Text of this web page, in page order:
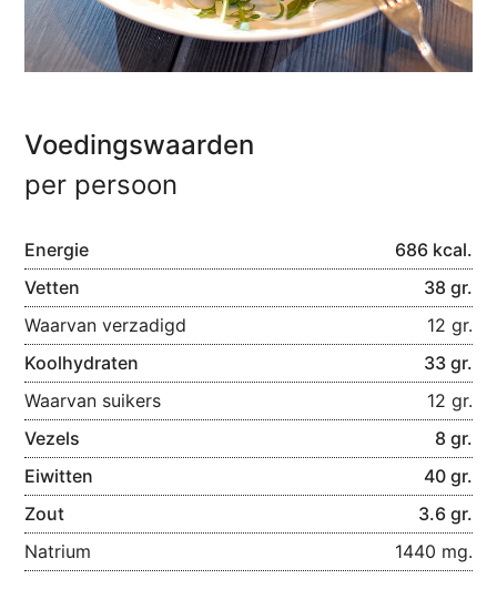
Voedingswaarden
per persoon
Energie
686 kcal.
Vetten
38 gr.
Waarvan verzadigd
12 gr.
Koolhydraten
33 gr.
Waarvan suikers
12 gr.
Vezels
8 gr.
Eiwitten
40 gr.
Zout
3.6 gr.
Natrium
1440 mg.